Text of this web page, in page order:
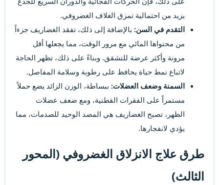
يزيد من احتمالية تمزق الغلاف الغضروفي.
التقدم في السن: بالإضافة إلى ذلك، تفقد الغضاريف جزءاً
من محتواها المائي مع مرور الوقت، مما يجعلها أقل
مرونة وأكثر عرضة للتشقق. وبناءً على ذلك، تظهر الحاجة
لاتباع نمط حياة يحافظ على رطوبة وسلامة المفاصل.
السمنة وضعف العضلات: ببساطة، الوزن الزائد يضع حملاً
مستمراً على الفقرات القطنية، ومع ضعف عضلات
الظهر، تصبح الغضاريف هي المصد الوحيد للصدمات، مما
يؤدي لانفجارها.
طرق علاج الانزلاق الغضروفي (المحور
الثالث)